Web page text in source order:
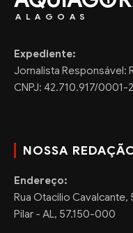
ALAGOAS
Expediente:
Jornalista Responsável:
CNPJ: 42.710.917/0001-
NOSSA
Endereço:
Rua Otacilio Cavalcante,
Pilar - AL, 57.150-000